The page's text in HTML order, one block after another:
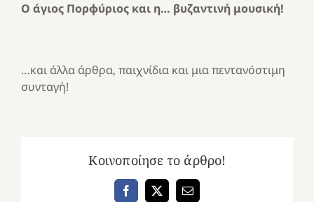
Ο άγιος Πορφύριος και η… βυζαντινή μουσική!
…και άλλα άρθρα, παιχνίδια και μια πεντανόστιμη
συνταγή!
Κοινοποίησε το άρθρο!
Facebook
X Email